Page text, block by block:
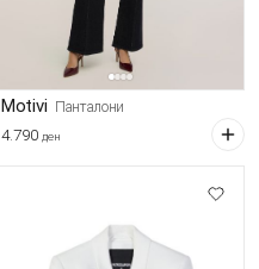
Motivi Панталони
4.790 ден